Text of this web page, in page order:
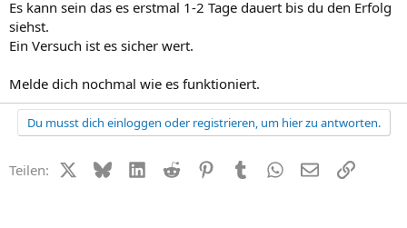
Es kann sein das es erstmal 1-2 Tage dauert bis du den Erfolg
siehst.
Ein Versuch ist es sicher wert.
Melde dich nochmal wie es funktioniert.
Du musst dich einloggen oder registrieren, um hier zu antworten.
Teilen: X (Twitter)
BlueskyLinkedIn
Reddit PinterestTumblr WhatsApp
E-MailLink